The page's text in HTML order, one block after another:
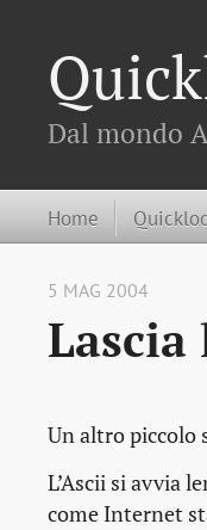
Dal mondo
Home
5 MAG 2004
Lascia
Un altro piccolo
L’Ascii si avvia
come Internet